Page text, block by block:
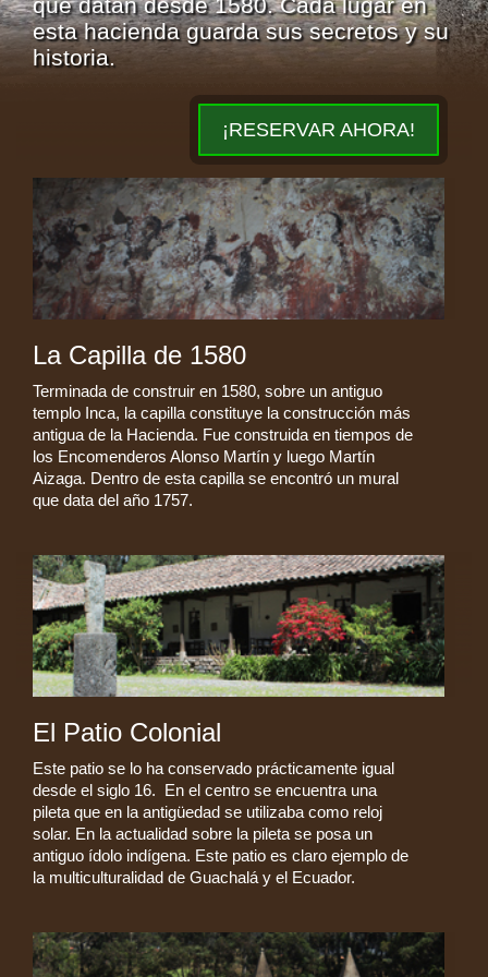
esta hacienda guarda sus secretos y su
historia.
¡RESERVAR AHORA!
La Capilla de 1580
Terminada de construir en 1580, sobre un antiguo
templo Inca, la capilla constituye la construcción más
antigua de la Hacienda. Fue construida en tiempos de
los Encomenderos Alonso Martín y luego Martín
Aizaga. Dentro de esta capilla se encontró un mural
que data del año 1757.
El Patio Colonial
Este patio se lo ha conservado prácticamente igual
desde el siglo 16. En el centro se encuentra una
pileta que en la antigüedad se utilizaba como reloj
solar. En la actualidad sobre la pileta se posa un
antiguo ídolo indígena. Este patio es claro ejemplo de
la multiculturalidad de Guachalá y el Ecuador.